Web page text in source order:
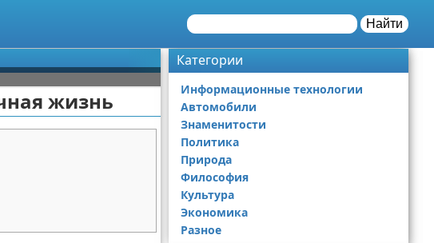
Найти
жизнь
Категории
Информационные технологии
Автомобили
Знаменитости
Политика
Природа
Философия
Культура
Экономика
Разное